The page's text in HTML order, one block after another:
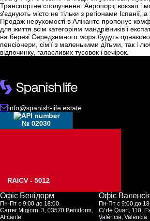
Транспортне сполучення. Аеропорт, вокзал і
з'єднують місто не тільки з регіонами Іспанії,
Продаж нерухомості в Аліканте пропонує
для життя всім категоріям мандрівників і
на березі Середземного моря будуть
пенсіонери, сім'ї з маленькими дітьми, так і
відпочинку, галасливих тусовок і вечірок.
info@spanish-life.estate
№ 02030
RAICV - 5012
Офіс Бенідорм
Пн-Пт с 9:00 до 18:00
Carrer Migjorn, 3, 03570 Benidorm,
Alicante
Офіс
Пн-Пт с 9:00 до
C/ de Quart, 110,
València, Valencia